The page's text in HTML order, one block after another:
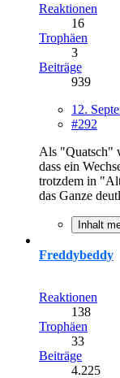
Reaktionen
16
Trophäen
3
Beiträge
939
12.
#292
Als "Quatsch"
dass ein
trotzdem in
das Ganze
Inhalt
Freddybeddy
Reaktionen
138
Trophäen
33
Beiträge
4.225